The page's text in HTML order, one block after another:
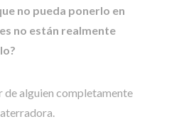
no pueda ponerlo en
no están realmente
de alguien completamente